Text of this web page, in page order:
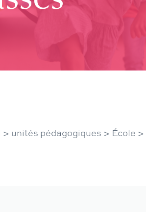
> unités pédagogiques > École >